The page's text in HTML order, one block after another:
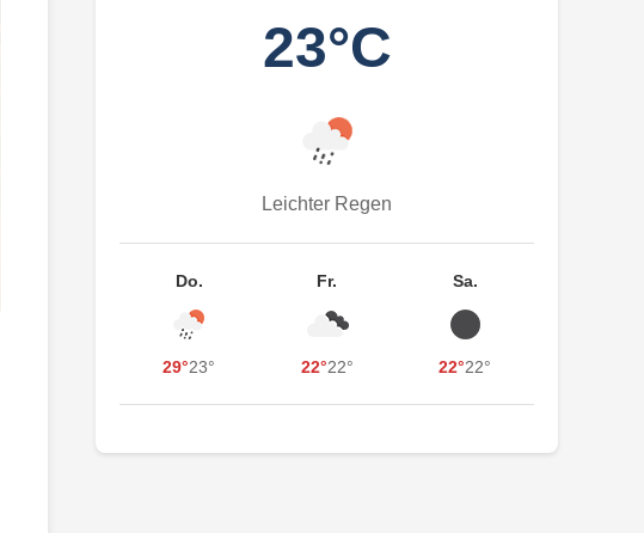
23°C
Leichter Regen
Do.
29°23°
Fr.
22°22°
Sa.
22°22°